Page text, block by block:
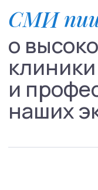
Психиатрия
Направления
Психотерапия